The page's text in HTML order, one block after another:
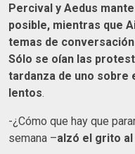
Percival y Aedus
posible, mientras que
temas de
Sólo se oían las
tardanza de uno sobre
lentos.
-¿Cómo que hay que
semana –alzó el grito